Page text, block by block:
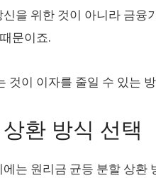
을 위한 것이 아니라 금융
문이죠.
것이 이자를 줄일 수 있는
환 방식 선택
는 원리금 균등 분할 상환